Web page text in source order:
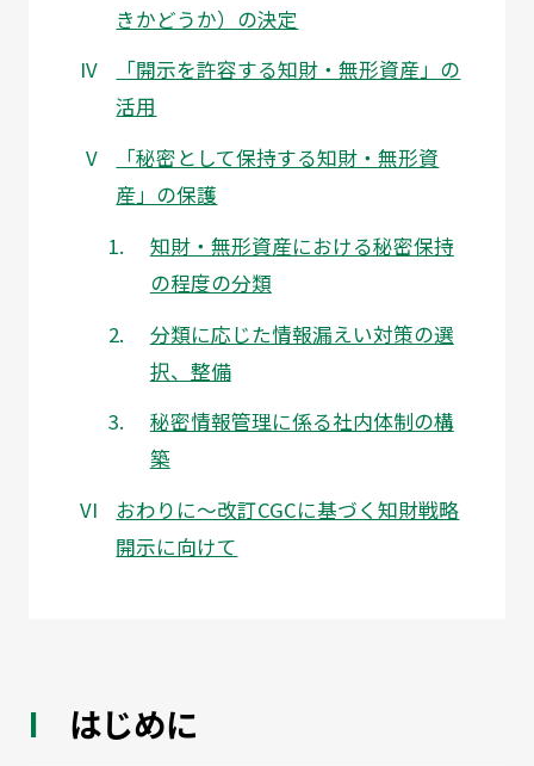
きかどうか）の決定
「開示を許容する知財・無形資産」の
活用
「秘密として保持する知財・無形資
産」の保護
知財・無形資産における秘密保持
の程度の分類
分類に応じた情報漏えい対策の選
択、整備
秘密情報管理に係る社内体制の構
築
おわりに～改訂CGCに基づく知財戦略
開示に向けて
はじめに